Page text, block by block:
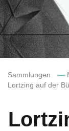
Sammlungen —
Lortzing auf der